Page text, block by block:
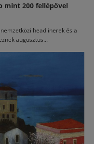
mint 200 fellépővel
headlinerek és a
augusztus...